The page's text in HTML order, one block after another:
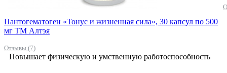
Пантогематоген «Тонус и жизненная сила», 30 капсул по 500
мг ТМ Алтэя
Отзывы (7)
Повышает физическую и умственную работоспособность